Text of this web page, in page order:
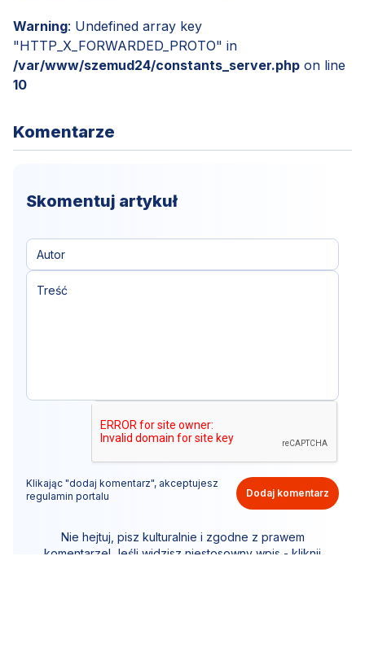
Warning: Undefined array key
"HTTP_X_FORWARDED_PROTO" in
/var/www/szemud24/constants_server.php on line
10
Komentarze
Skomentuj artykuł
Klikając "dodaj komentarz", akceptujesz
regulamin portalu
Dodaj komentarz
Nie hejtuj, pisz kulturalnie i zgodne z prawem
komentarze! Jeśli widzisz niestosowny wpis - kliknij